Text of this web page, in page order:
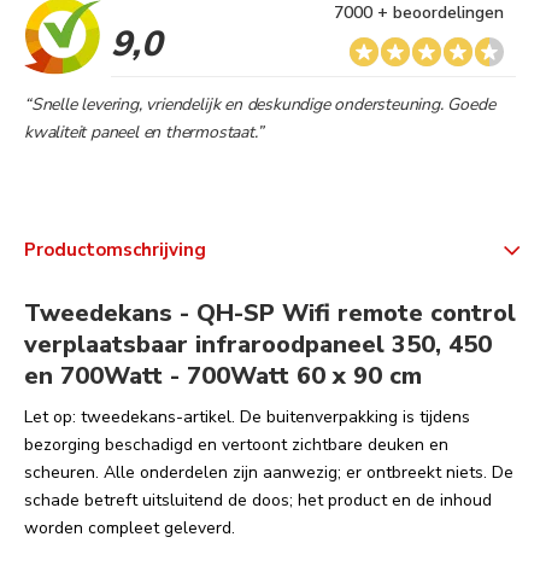
9,0
7000 + beoordelingen
“Snelle levering, vriendelijk en deskundige ondersteuning. Goede
kwaliteit paneel en thermostaat.”
Productomschrijving
Tweedekans - QH-SP Wifi remote control
verplaatsbaar infraroodpaneel 350, 450
en 700Watt - 700Watt 60 x 90 cm
Let op: tweedekans-artikel. De buitenverpakking is tijdens
bezorging beschadigd en vertoont zichtbare deuken en
scheuren. Alle onderdelen zijn aanwezig; er ontbreekt niets. De
schade betreft uitsluitend de doos; het product en de inhoud
worden compleet geleverd.